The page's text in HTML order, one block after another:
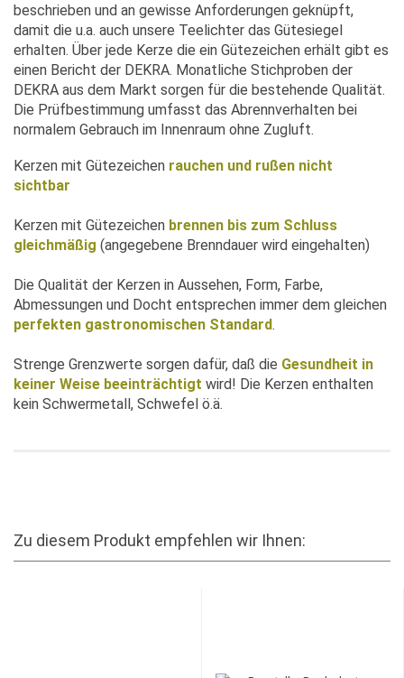
beschrieben und an gewisse Anforderungen geknüpft,
damit die u.a. auch unsere Teelichter das Gütesiegel
erhalten. Über jede Kerze die ein Gütezeichen erhält gibt es
einen Bericht der DEKRA. Monatliche Stichproben der
DEKRA aus dem Markt sorgen für die bestehende Qualität.
Die Prüfbestimmung umfasst das Abrennverhalten bei
normalem Gebrauch im Innenraum ohne Zugluft.
Kerzen mit Gütezeichen rauchen und rußen nicht
sichtbar
Kerzen mit Gütezeichen brennen bis zum Schluss
gleichmäßig (angegebene Brenndauer wird eingehalten)
Die Qualität der Kerzen in Aussehen, Form, Farbe,
Abmessungen und Docht entsprechen immer dem gleichen
perfekten gastronomischen Standard.
Strenge Grenzwerte sorgen dafür, daß die Gesundheit in
keiner Weise beeinträchtigt wird! Die Kerzen enthalten
kein Schwermetall, Schwefel ö.ä.
Zu diesem Produkt empfehlen wir Ihnen: